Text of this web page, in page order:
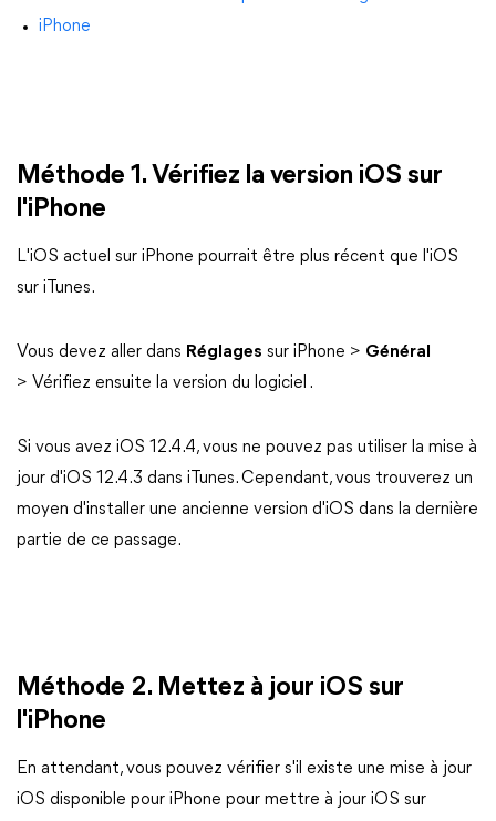
iPhone
Méthode 1. Vérifiez la version iOS sur
l'iPhone
L'iOS actuel sur iPhone pourrait être plus récent que l'iOS
sur iTunes.
Vous devez aller dans Réglages sur iPhone > Général
> Vérifiez ensuite la version du logiciel .
Si vous avez iOS 12.4.4, vous ne pouvez pas utiliser la mise à
jour d'iOS 12.4.3 dans iTunes. Cependant, vous trouverez un
moyen d'installer une ancienne version d'iOS dans la dernière
partie de ce passage.
Méthode 2. Mettez à jour iOS sur
l'iPhone
En attendant, vous pouvez vérifier s'il existe une mise à jour
iOS disponible pour iPhone pour mettre à jour iOS sur